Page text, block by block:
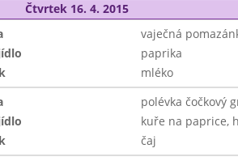
Čtvrtek 16. 4. 2015
vaječná
paprika
mléko
polévka čočkový
kuře na paprice,
čaj